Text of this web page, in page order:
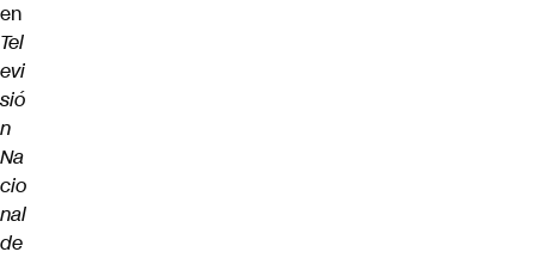
en
Tel
evi
sió
n
Na
cio
nal
de